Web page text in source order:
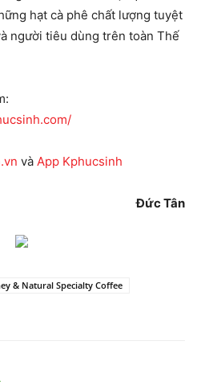
hạt cà phê chất lượng tuyệt
người tiêu dùng trên toàn Thế
và App Kphucsinh
Đức Tân
& Natural Specialty Coffee